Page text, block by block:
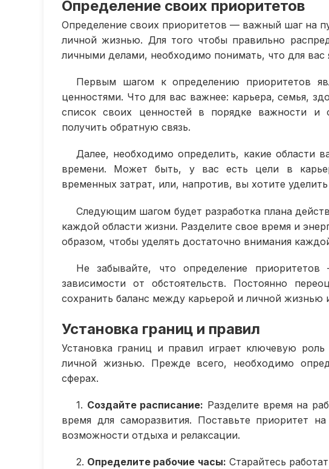
Определение своих приоритетов
Определение своих приоритетов — важный шаг на
личной жизнью. Для того чтобы правильно
личными делами, необходимо понимать, что для
Первым шагом к определению приоритетов
ценностями. Что для вас важнее: карьера, семья,
список своих ценностей в порядке важности и
получить обратную связь.
Далее, необходимо определить, какие области
времени. Может быть, у вас есть цели в
временных затрат, или, напротив, вы хотите
Следующим шагом будет разработка плана
каждой области жизни. Разделите свое время и
образом, чтобы уделять достаточно внимания
Не забывайте, что определение
зависимости от обстоятельств. Постоянно
сохранить баланс между карьерой и личной жизнью
Установка границ и правил
Установка границ и правил играет ключевую
личной жизнью. Прежде всего, необходимо
сферах.
1. Создайте расписание: Разделите время на
время для саморазвития. Поставьте приоритет
возможности отдыха и релаксации.
2. Определите рабочие часы: Старайтесь